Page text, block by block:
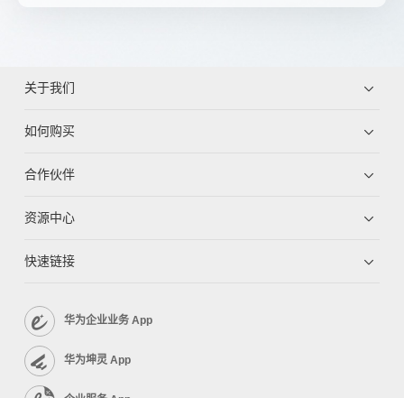
关于我们
如何购买
合作伙伴
资源中心
快速链接
华为企业业务 App
华为坤灵 App